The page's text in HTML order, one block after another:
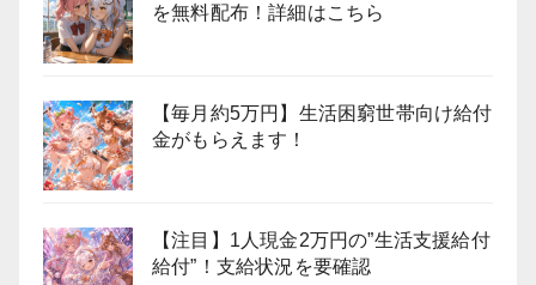
を無料配布！詳細はこちら
【毎月約5万円】生活困窮世帯向け給付
金がもらえます！
【注目】1人現金2万円の”生活支援給付
給付”！支給状況を要確認